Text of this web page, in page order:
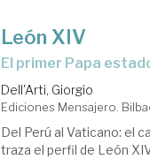
León XIV
El primer Papa
Dell'Arti, Giorgio
Ediciones Mensajero.
Del Perú al Vaticano: el
traza el perfil de León